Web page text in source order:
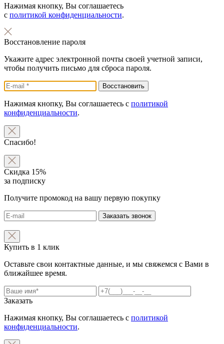
Нажимая кнопку, Вы соглашаетесь
с политикой конфиденциальности.
Восстановление пароля
Укажите адрес электронной почты своей учетной записи,
чтобы получить письмо для сброса пароля.
Нажимая кнопку, Вы соглашаетесь с политикой
конфиденциальности.
Спасибо!
Скидка 15%
за подписку
Получите промокод на вашу первую покупку
Заказать звонок
Купить в 1 клик
Оставьте свои контактные данные, и мы свяжемся с Вами в
ближайшее время.
Заказать
Нажимая кнопку, Вы соглашаетесь с политикой
конфиденциальности.